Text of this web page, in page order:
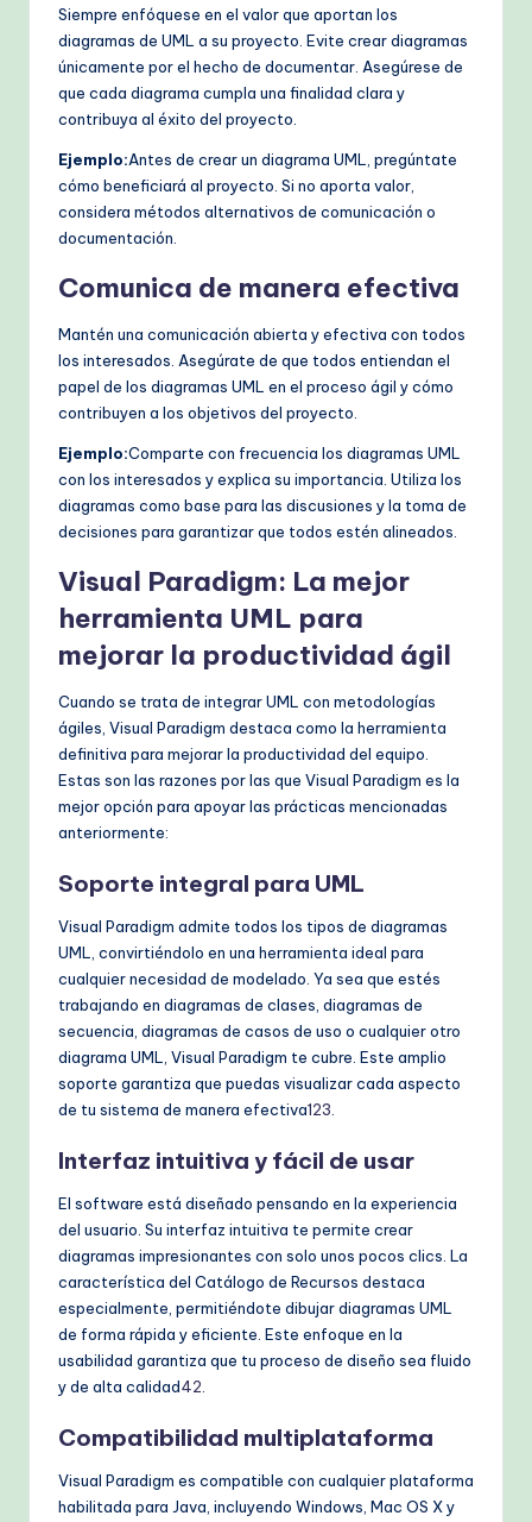
Siempre enfóquese en el valor que aportan los
diagramas de UML a su proyecto. Evite crear diagramas
únicamente por el hecho de documentar. Asegúrese de
que cada diagrama cumpla una finalidad clara y
contribuya al éxito del proyecto.
Ejemplo:Antes de crear un diagrama UML, pregúntate
cómo beneficiará al proyecto. Si no aporta valor,
considera métodos alternativos de comunicación o
documentación.
Comunica de manera efectiva
Mantén una comunicación abierta y efectiva con todos
los interesados. Asegúrate de que todos entiendan el
papel de los diagramas UML en el proceso ágil y cómo
contribuyen a los objetivos del proyecto.
Ejemplo:Comparte con frecuencia los diagramas UML
con los interesados y explica su importancia. Utiliza los
diagramas como base para las discusiones y la toma de
decisiones para garantizar que todos estén alineados.
Visual Paradigm: La mejor
herramienta UML para
mejorar la productividad ágil
Cuando se trata de integrar UML con metodologías
ágiles, Visual Paradigm destaca como la herramienta
definitiva para mejorar la productividad del equipo.
Estas son las razones por las que Visual Paradigm es la
mejor opción para apoyar las prácticas mencionadas
anteriormente:
Soporte integral para UML
Visual Paradigm admite todos los tipos de diagramas
UML, convirtiéndolo en una herramienta ideal para
cualquier necesidad de modelado. Ya sea que estés
trabajando en diagramas de clases, diagramas de
secuencia, diagramas de casos de uso o cualquier otro
diagrama UML, Visual Paradigm te cubre. Este amplio
soporte garantiza que puedas visualizar cada aspecto
de tu sistema de manera efectiva123
Interfaz intuitiva y fácil de usar
El software está diseñado pensando en la experiencia
del usuario. Su interfaz intuitiva te permite crear
diagramas impresionantes con solo unos pocos clics. La
característica del Catálogo de Recursos destaca
especialmente, permitiéndote dibujar diagramas UML
de forma rápida y eficiente. Este enfoque en la
usabilidad garantiza que tu proceso de diseño sea fluido
y de alta calidad42
Compatibilidad multiplataforma
Visual Paradigm es compatible con cualquier plataforma
habilitada para Java, incluyendo Windows, Mac OS X y